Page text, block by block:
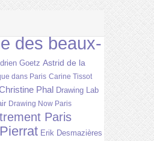
des beaux-
Goetz Astrid de la
dans Paris Carine Tissot
Phal Drawing Lab
Drawing Now Paris
Paris
Erik Desmazières